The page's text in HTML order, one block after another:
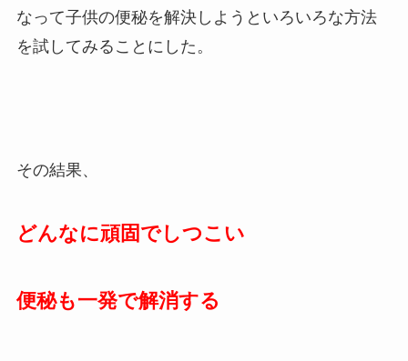
なって子供の便秘を解決しようといろいろな方法
を試してみることにした。
その結果、
どんなに頑固でしつこい
便秘も一発で解消する